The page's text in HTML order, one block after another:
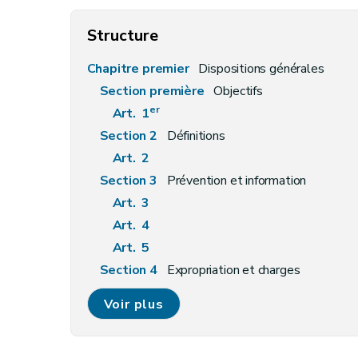
Structure
Chapitre premier Dispositions générales
Section première Objectifs
Art. 1er
Section 2
Définitions
Art. 2
Section 3
Prévention et information
Art. 3
Art. 4
Art. 5
Section 4 Expropriation et charges
Art. 6
Art. 7
Voir plus